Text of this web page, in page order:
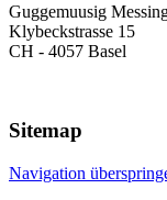
Guggemuusig
Klybeckstrasse 15
CH - 4057 Basel
Sitemap
Navigation